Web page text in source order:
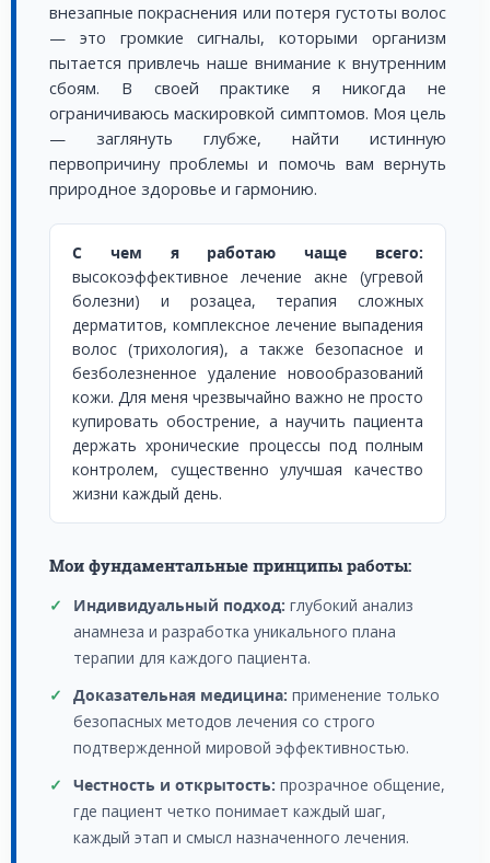
внезапные покраснения или потеря густоты волос
— это громкие сигналы, которыми организм
пытается привлечь наше внимание к внутренним
сбоям. В своей практике я никогда не
ограничиваюсь маскировкой симптомов. Моя цель
— заглянуть глубже, найти истинную
первопричину проблемы и помочь вам вернуть
природное здоровье и гармонию.
С чем я работаю чаще всего:
высокоэффективное лечение акне (угревой
болезни) и розацеа, терапия сложных
дерматитов, комплексное лечение выпадения
волос (трихология), а также безопасное и
безболезненное удаление новообразований
кожи. Для меня чрезвычайно важно не просто
купировать обострение, а научить пациента
держать хронические процессы под полным
контролем, существенно улучшая качество
жизни каждый день.
Мои фундаментальные принципы работы:
✓ Индивидуальный подход: глубокий анализ
анамнеза и разработка уникального плана
терапии для каждого пациента.
✓
Доказательная медицина: применение только
безопасных методов лечения со строго
подтвержденной мировой эффективностью.
✓
Честность и открытость: прозрачное общение,
где пациент четко понимает каждый шаг,
каждый этап и смысл назначенного лечения.